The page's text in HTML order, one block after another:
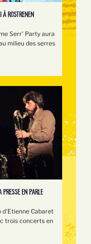
À ROSTRENEN
Serr' Party aura
milieu des serres
PRESSE EN PARLE
d'Etienne Cabaret
trois concerts en